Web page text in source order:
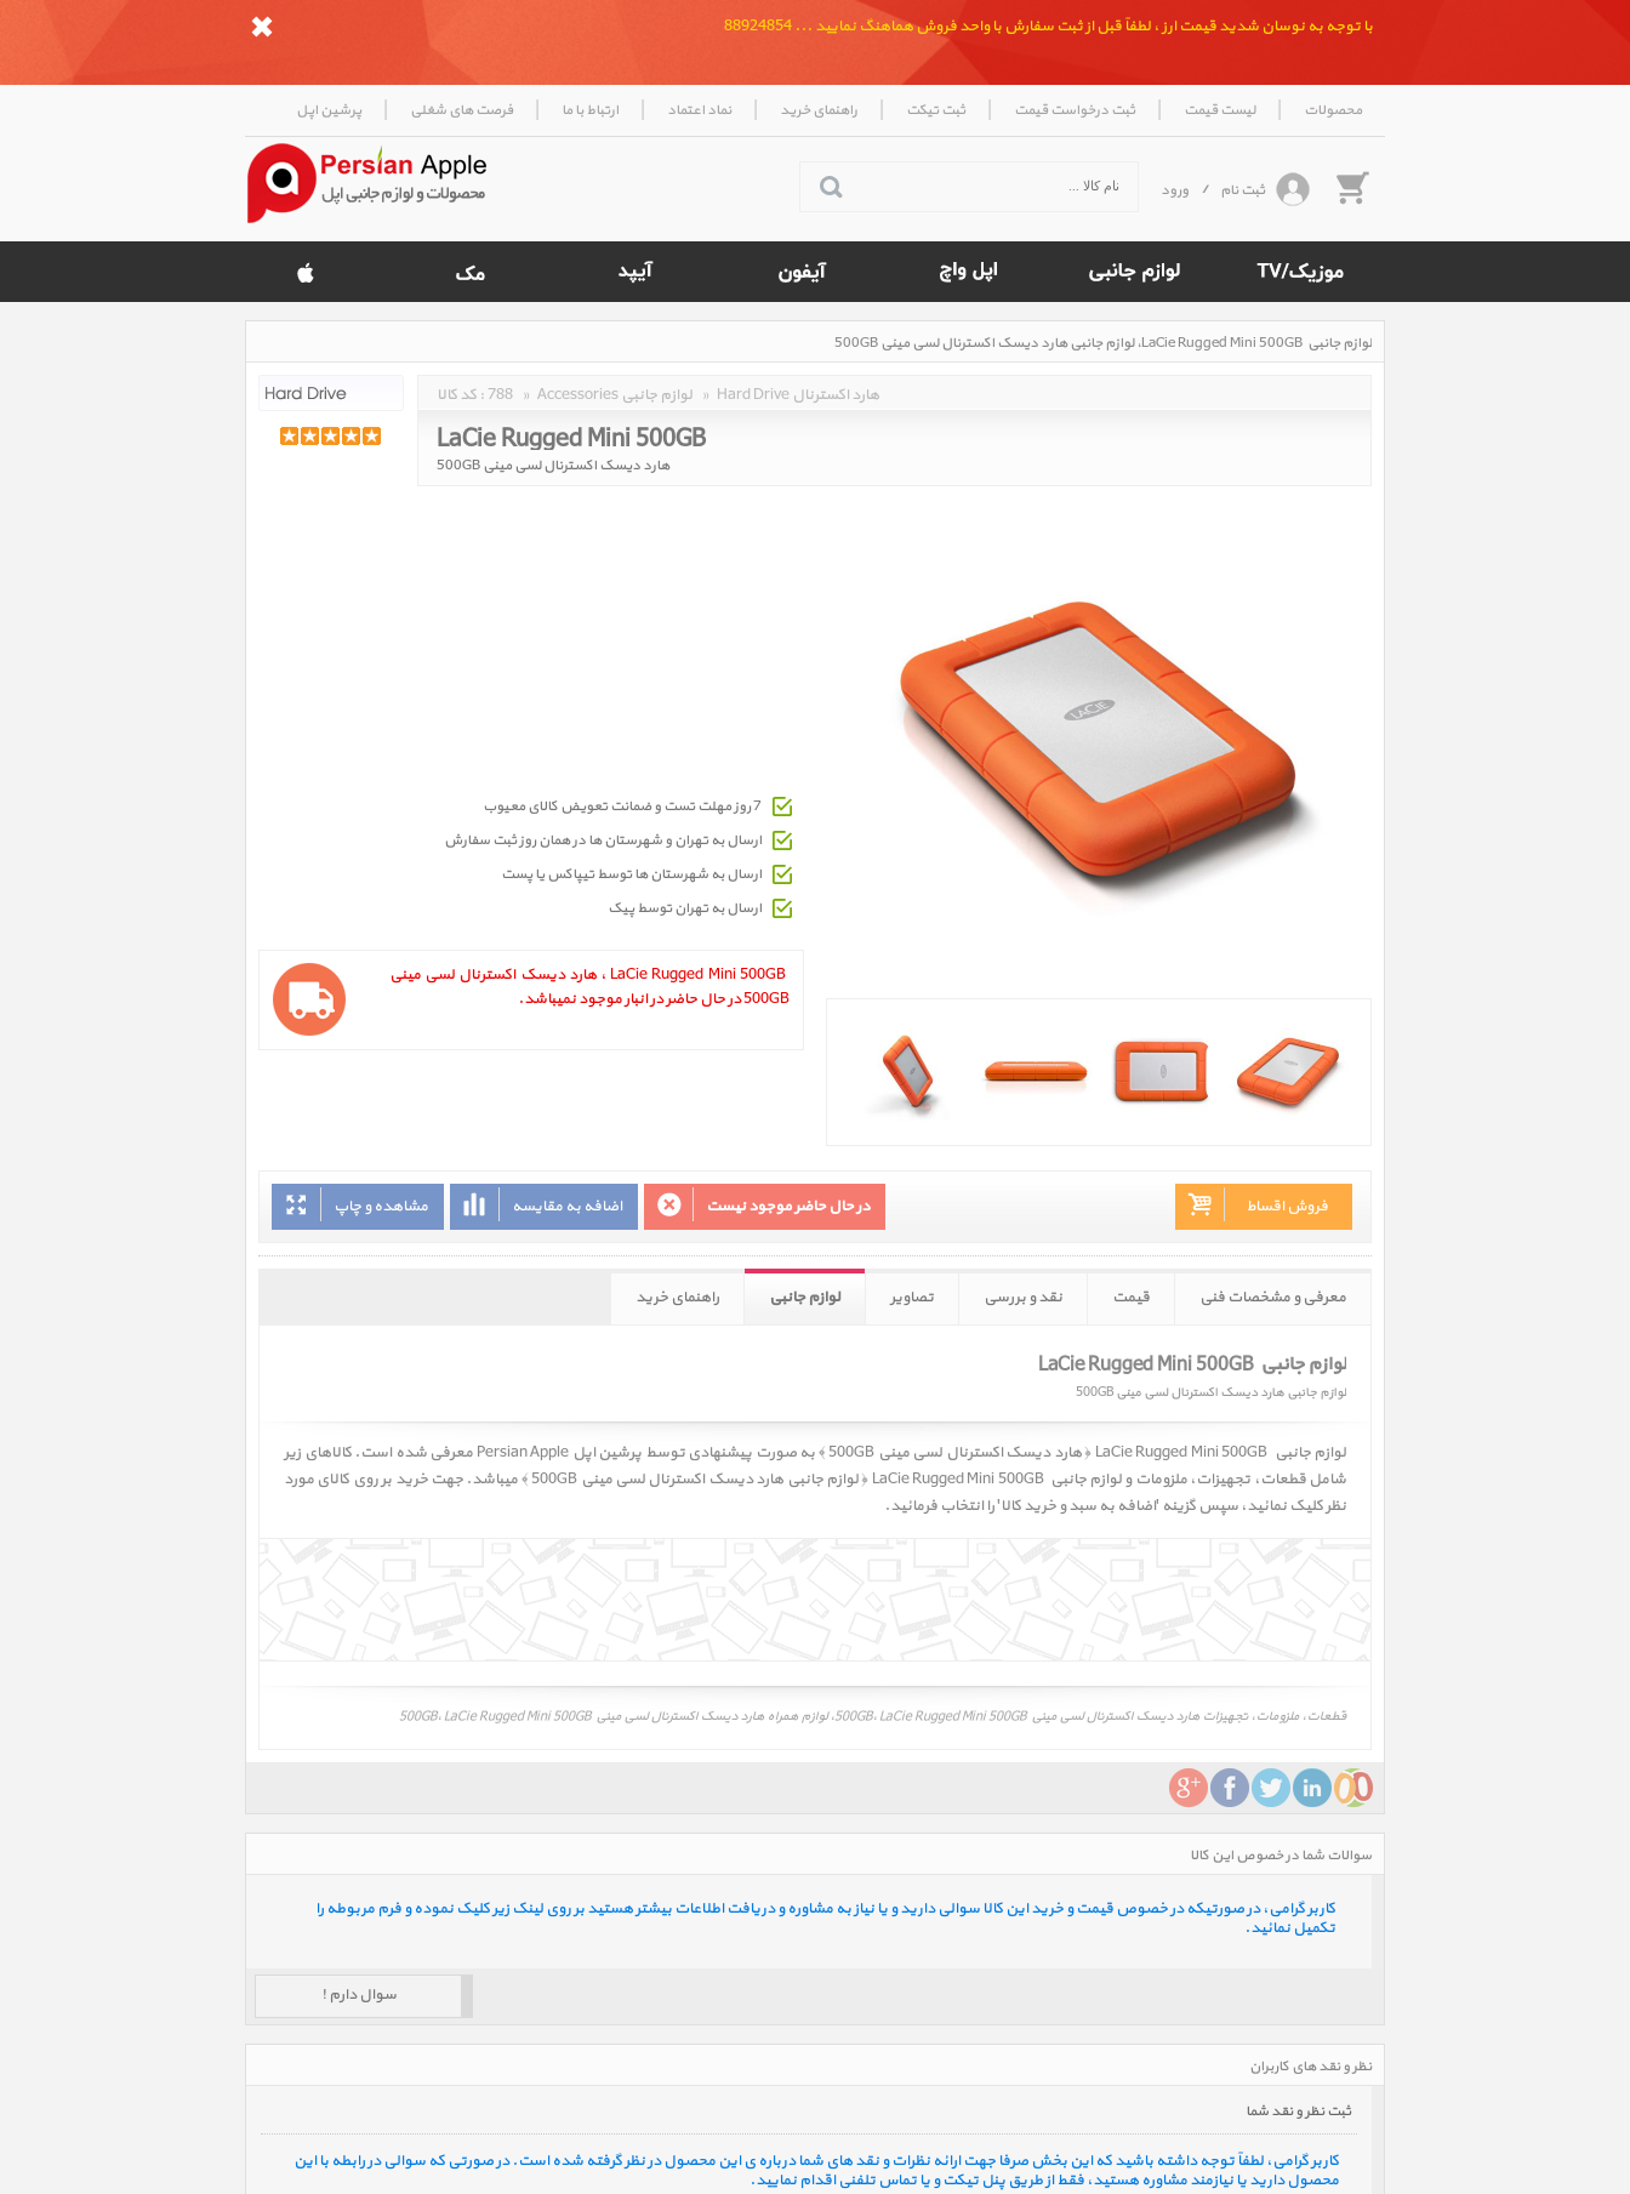
با توجه به نوسان شدید قیمت ارز ، لطفاً قبل از ثبت سفارش با واحد فروش هماهنگ نمایید ... 88924854
محصولات | لیست قیمت | ثبت درخواست قیمت | ثبت تیکت | راهنمای خرید | نماد اعتماد | ارتباط با ما | فرصت های شغلی | پرشین اپل
ثبت نام / ورود
لوازم جانبی LaCie Rugged Mini 500GB ‎، لوازم جانبی هارد دیسک اکسترنال لسی مینی 500GB
Rated
کد کالا :788 » Accessories لوازم جانبی » Hard Drive هارد اکسترنال
LaCie Rugged Mini 500GB ‎
هارد دیسک اکسترنال لسی مینی 500GB
7 روز مهلت تست و ضمانت تعویض کالای معیوب
ارسال به تهران و شهرستان ها در همان روز ثبت سفارش
ارسال به شهرستان ها توسط تیپاکس یا پست
ارسال به تهران توسط پیک
LaCie Rugged Mini 500GB ‎ ، هارد دیسک اکسترنال لسی مینی
500GB در حال حاضر در انبار موجود نمیباشد.
مشاهده و چاپ اضافه به مقایسه در حال حاضر موجود نیست فروش اقساط
معرفی و مشخصات فنی قیمت نقد و بررسی تصاویر لوازم جانبی راهنمای خرید
لوازم جانبی LaCie Rugged Mini 500GB ‎
لوازم جانبی هارد دیسک اکسترنال لسی مینی 500GB
لوازم جانبی LaCie Rugged Mini 500GB ‎ ﴿ هارد دیسک اکسترنال لسی مینی 500GB ﴾
به صورت پیشنهادی توسط پرشین اپل Persian Apple معرفی شده است. کالاهای زیر
شامل قطعات، تجهیزات، ملزومات و لوازم جانبی LaCie Rugged Mini 500GB ‎ ﴿ لوازم جانبی هارد دیسک اکسترنال لسی مینی 500GB ﴾ میباشد. جهت خرید بر روی کالای مورد
نظر کلیک نمائید، سپس گزینه 'اضافه به سبد و خرید کالا' را انتخاب فرمائید.
قطعات، ملزومات، تجهیزات هارد دیسک اکسترنال لسی مینی 500GB، LaCie Rugged Mini 500GB ‎، لوازم همراه هارد دیسک اکسترنال لسی مینی 500GB، LaCie Rugged Mini 500GB ‎
سوالات شما در خصوص این کالا
کاربر گرامی، در صورتیکه در خصوص قیمت و خرید این کالا سوالی دارید و یا نیاز به مشاوره و دریافت اطلاعات بیشتر هستید بر روی لینک زیر کلیک نموده و فرم مربوطه را
تکمیل نمائید.
سوال دارم !
نظر و نقد های کاربران
ثبت نظر و نقد شما
کاربر گرامی، لطفاً توجه داشته باشید که این بخش صرفا جهت ارائه نظرات و نقد های شما درباره ی این محصول در نظر گرفته شده است. در صورتی که سوالی در رابطه با این
محصول دارید یا نیازمند مشاوره هستید، فقط از طریق پنل تیکت و یا تماس تلفنی اقدام نمایید.